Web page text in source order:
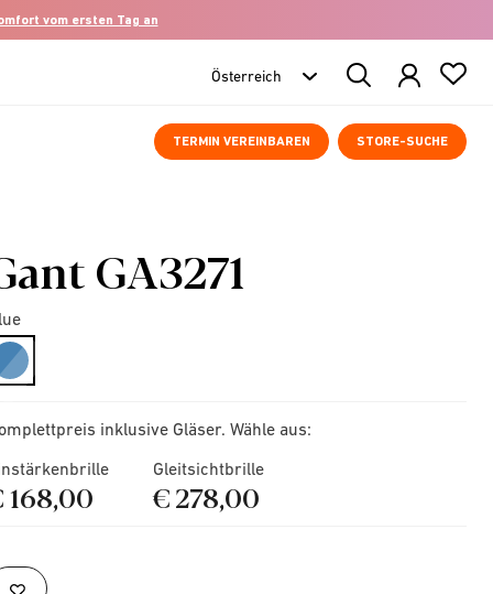
vom ersten Tag an
Search
Products
TERMIN VEREINBAREN STORE-SUCHE
GA3271
selected
inklusive Gläser. Wähle aus:
168,00
Gleitsichtbrille
€ 278,00